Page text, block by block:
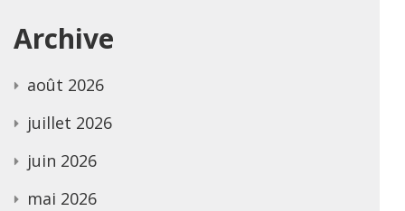
Archive
août 2026
juillet 2026
juin 2026
mai 2026